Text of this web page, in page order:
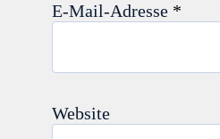
E-Mail-Adresse *
Website